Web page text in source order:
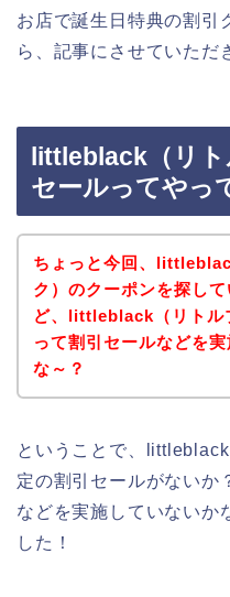
お店で誕生日特典の割引
ら、記事にさせていただ
littleblack（リト
セールってやっ
ちょっと今回、
ク）のクーポンを探し
ど、littleblack（リトル
って割引セールなどを
な～？
ということで、
定の割引セールがないか
などを実施していないか
した！